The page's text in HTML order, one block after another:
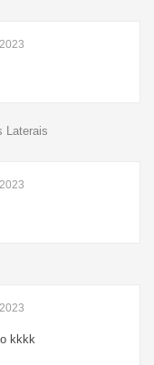
Laterais
kkkk